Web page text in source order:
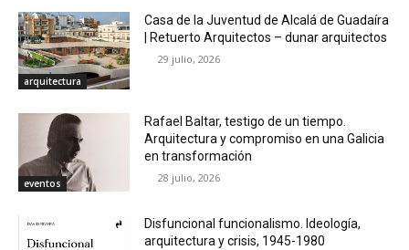
arquitectura
Casa de la Juventud de Alcalá de Guadaíra
| Retuerto Arquitectos – dunar arquitectos
29 julio, 2026
eventos
Rafael Baltar, testigo de un tiempo.
Arquitectura y compromiso en una Galicia
en transformación
28 julio, 2026
Disfuncional funcionalismo. Ideología,
arquitectura y crisis, 1945-1980